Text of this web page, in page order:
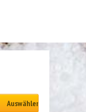
Auswählen